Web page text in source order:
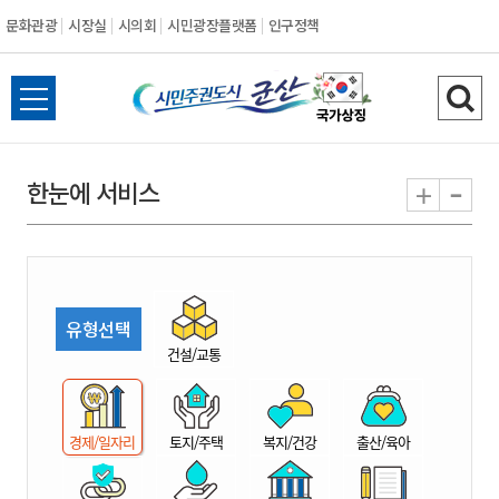
문화관광 시장실 시의회 시민광장플랫폼 인구정책
시
민
권
시
산
전
체
뉴
열
검
색
기
한눈에 서비스 + -
유형선택
건설/교통
경제/일자리 토지/주택 복지/건강 출산/육아